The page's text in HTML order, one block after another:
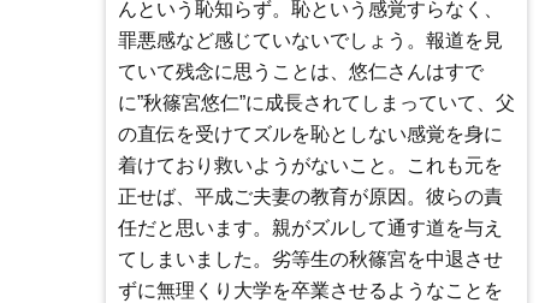
んという恥知らず。恥という感覚すらなく、
罪悪感など感じていないでしょう。報道を見
ていて残念に思うことは、悠仁さんはすで
に”秋篠宮悠仁”に成長されてしまっていて、父
の直伝を受けてズルを恥としない感覚を身に
着けており救いようがないこと。これも元を
正せば、平成ご夫妻の教育が原因。彼らの責
任だと思います。親がズルして通す道を与え
てしまいました。劣等生の秋篠宮を中退させ
ずに無理くり大学を卒業させるようなことを